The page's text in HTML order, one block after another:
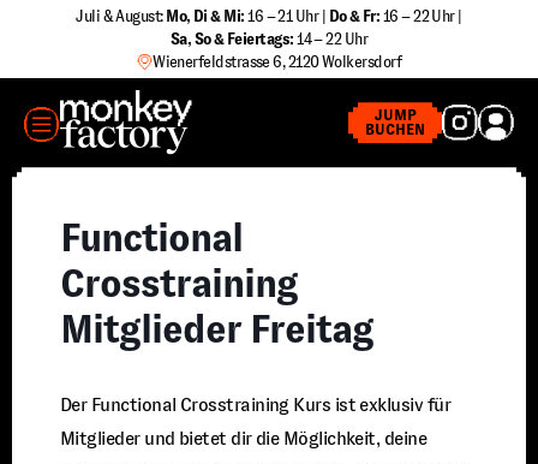
springen
Juli & August: Mo, Di & Mi: 16 – 21 Uhr | Do & Fr: 16 – 22 Uhr |
Sa, So & Feiertags: 14 – 22 Uhr
Wienerfeldstrasse 6, 2120 Wolkersdorf
JUMP
BUCHEN
MENÜ
Functional
Crosstraining
Mitglieder Freitag
Der Functional Crosstraining Kurs ist exklusiv für
Mitglieder und bietet dir die Möglichkeit, deine